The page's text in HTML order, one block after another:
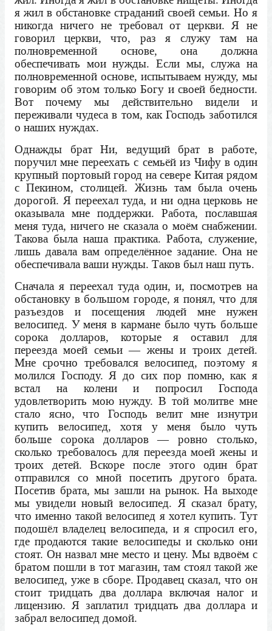
я жил в обстановке страданий своей семьи. Но я
никогда ничего не требовал от церкви. Я не
говорил церкви, что, раз я служу там на
полновременной основе, она должна
обеспечивать мои нужды. Если мы, служа на
полновременной основе, испытываем нужду, мы
говорим об этом только Богу и своей бедности.
Вот почему мы действительно видели и
переживали чудеса в том, как Господь заботился
о наших нуждах.
Однажды брат Ни, ведущий брат в работе,
поручил мне переехать с семьёй из Чифу в один
крупный портовый город на севере Китая рядом
с Пекином, столицей. Жизнь там была очень
дорогой. Я переехал туда, и ни одна церковь не
оказывала мне поддержки. Работа, пославшая
меня туда, ничего не сказала о моём снабжении.
Такова была наша практика. Работа, служение,
лишь давала вам определённое задание. Она не
обеспечивала ваши нужды. Таков был наш путь.
Сначала я переехал туда один, и, посмотрев на
обстановку в большом городе, я понял, что для
разъездов и посещения людей мне нужен
велосипед. У меня в кармане было чуть больше
сорока долларов, которые я оставил для
переезда моей семьи — жены и троих детей.
Мне срочно требовался велосипед, поэтому я
молился Господу. Я до сих пор помню, как я
встал на колени и попросил Господа
удовлетворить мою нужду. В той молитве мне
стало ясно, что Господь велит мне изнутри
купить велосипед, хотя у меня было чуть
больше сорока долларов — ровно столько,
сколько требовалось для переезда моей жены и
троих детей. Вскоре после этого один брат
отправился со мной посетить другого брата.
Посетив брата, мы зашли на рынок. На выходе
мы увидели новый велосипед. Я сказал брату,
что именно такой велосипед я хотел купить. Тут
подошёл владелец велосипеда, и я спросил его,
где продаются такие велосипеды и сколько они
стоят. Он назвал мне место и цену. Мы вдвоём с
братом пошли в тот магазин, там стоял такой же
велосипед, уже в сборе. Продавец сказал, что он
стоит тридцать два доллара включая налог и
лицензию. Я заплатил тридцать два доллара и
забрал велосипед домой.